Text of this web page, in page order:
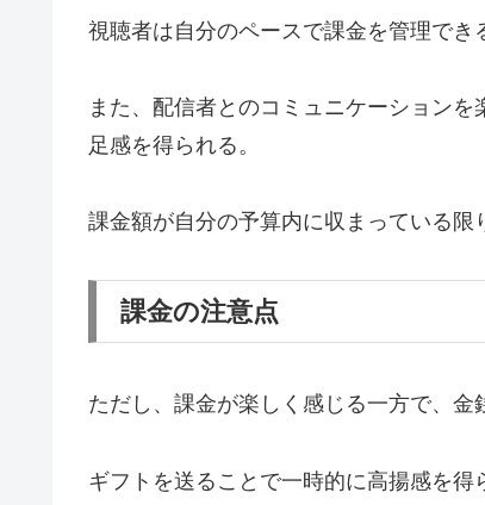
視聴者は自分のペースで課金を管理でき
また、配信者とのコミュニケーション
足感を得られる。
課金額が自分の予算内に収まっている限
課金の注意点
ただし、課金が楽しく感じる一方で、金
ギフトを送ることで一時的に高揚感を